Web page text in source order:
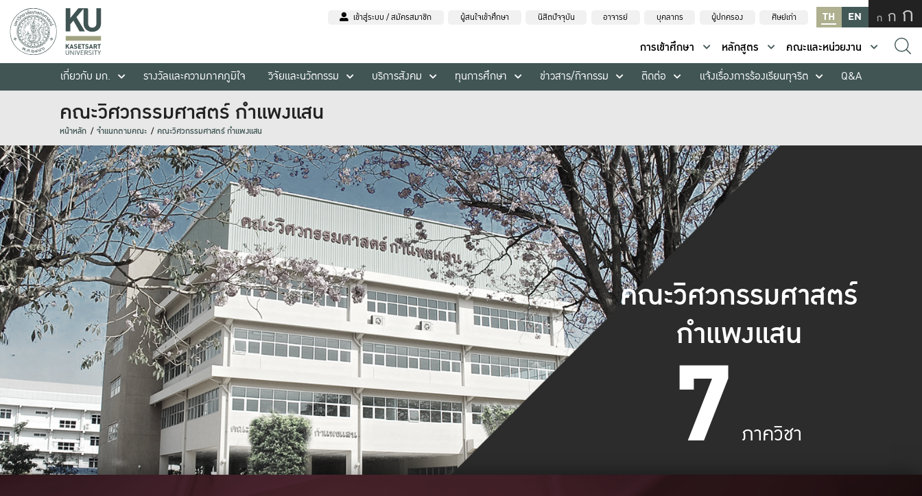
เข้าสู่ระบบ / สมัครสมาชิก ผู้สนใจเข้าศึกษา นิสิตปัจจุบัน อาจารย์ บุคลากร ผู้ปกครอง ศิษย์เก่า TH EN ก ก ก
การเข้าศึกษา หลักสูตร
คณะและหน่วยงาน
เกี่ยวกับ มก.
รางวัลและความภาคภูมิใจ วิจัยและนวัตกรรม บริการสังคม ทุนการศึกษา ข่าวสาร/กิจกรรม ติดต่อ แจ้งเรื่องการร้องเรียนทุจริต Q&A
คณะวิศวกรรมศาสตร์ กำแพงแสน
หน้าหลัก จำแนกตามคณะ คณะวิศวกรรมศาสตร์ กำแพงแสน
คณะวิศวกรรมศาสตร์
กำแพงแสน
7 ภาควิชา